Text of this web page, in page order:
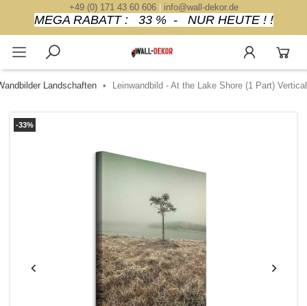
+49 (0) 171 43 60 606| info@wall-dekor.de
MEGA RABATT : 33 % - NUR HEUTE ! !
Landschaften Leinwandbild - At the Lake Shore (1 Part) Vertical
-33%